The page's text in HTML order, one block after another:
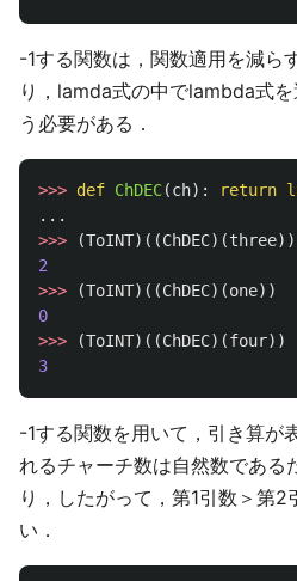
-1する関数は，関数適用を減ら
り，lamda式の中でlambda式
う必要がある．
>>> def ChDEC(ch): return
...
>>>
(ToINT)((ChDEC)(three))
2
>>>
(ToINT)((ChDEC)(one))
0
>>>
(ToINT)((ChDEC)(four))
3
-1する関数を用いて，引き算が
れるチャーチ数は自然数である
り，したがって，第1引数＞第2
い．